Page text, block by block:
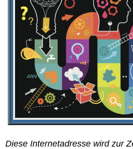
Diese Internetadresse wird zur